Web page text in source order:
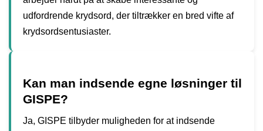
udfordrende krydsord, der tiltrækker en bred vifte af
krydsordsentusiaster.
Kan man indsende egne løsninger til
GISPE?
Ja, GISPE tilbyder muligheden for at indsende